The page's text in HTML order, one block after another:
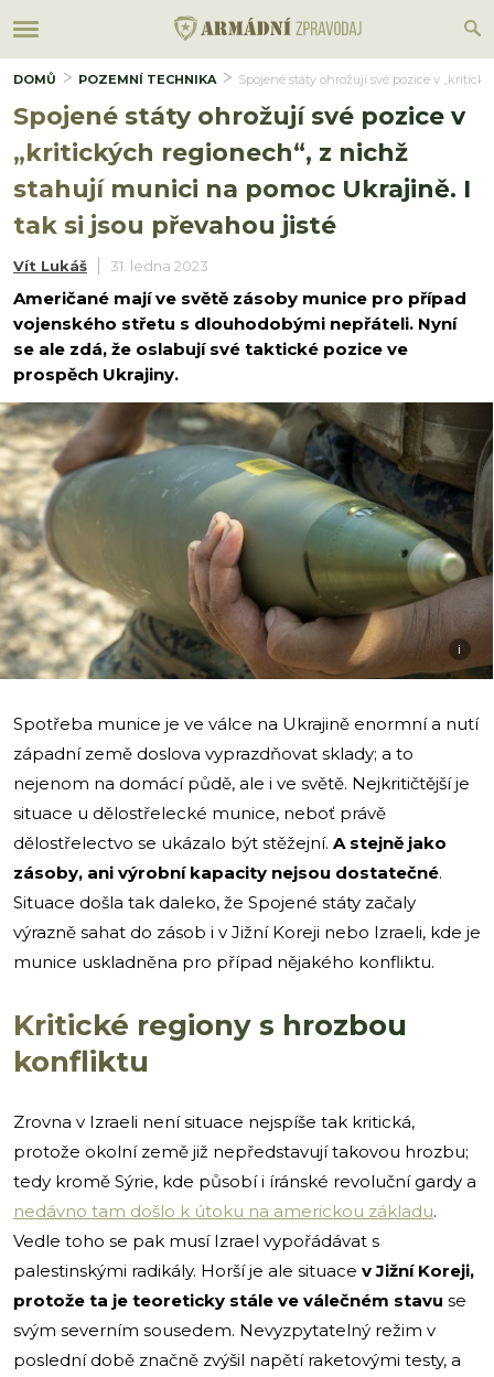
DOMŮ POZEMNÍ TECHNIKA Spojené státy ohrožují své pozice v
Spojené státy ohrožují své pozice v
„kritických regionech“, z nichž
stahují munici na pomoc Ukrajině. I
tak si jsou převahou jisté
Vít Lukáš 31. ledna 2023
Američané mají ve světě zásoby munice pro případ
vojenského střetu s dlouhodobými nepřáteli. Nyní
se ale zdá, že oslabují své taktické pozice ve
prospěch Ukrajiny.
i
Spotřeba munice je ve válce na Ukrajině enormní a nutí
západní země doslova vyprazdňovat sklady; a to
nejenom na domácí půdě, ale i ve světě. Nejkritičtější je
situace u dělostřelecké munice, neboť právě
dělostřelectvo se ukázalo být stěžejní. A stejně jako
zásoby, ani výrobní kapacity nejsou dostatečné.
Situace došla tak daleko, že Spojené státy začaly
výrazně sahat do zásob i v Jižní Koreji nebo Izraeli, kde je
munice uskladněna pro případ nějakého konfliktu.
Kritické regiony s hrozbou
konfliktu
Zrovna v Izraeli není situace nejspíše tak kritická,
protože okolní země již nepředstavují takovou hrozbu;
tedy kromě Sýrie, kde působí i íránské revoluční gardy a
nedávno tam došlo k útoku na americkou základu.
Vedle toho se pak musí Izrael vypořádávat s
palestinskými radikály. Horší je ale situace v Jižní Koreji,
protože ta je teoreticky stále ve válečném stavu se
svým severním sousedem. Nevyzpytatelný režim v
poslední době značně zvýšil napětí raketovými testy, a